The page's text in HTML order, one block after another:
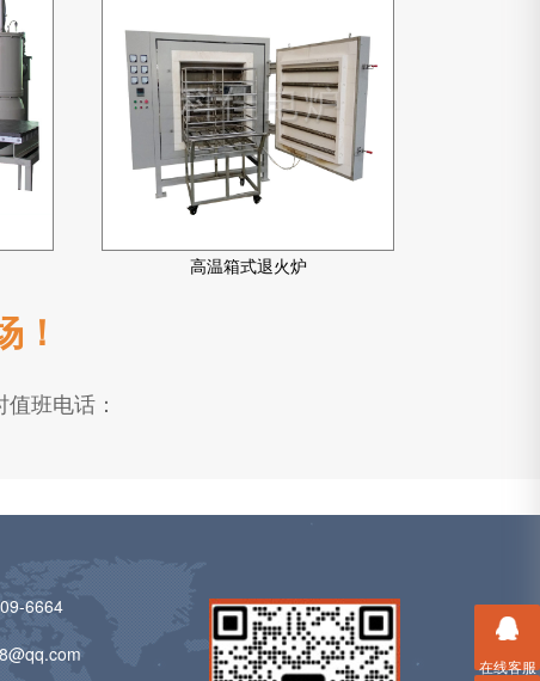
高温箱式退火炉
！
班电话：
6664
在线客服